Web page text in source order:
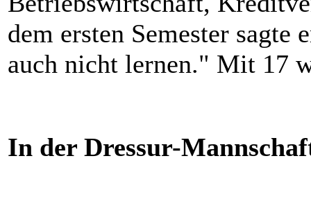
dem ersten Semester
auch nicht lernen." Mit 17
In der Dressur-